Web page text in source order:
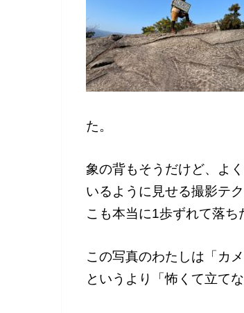
た。
象の背もそうだけど、よ
いるように見せる撮影テ
こも本当に1歩ずれて落ち
この写真のわたしは「カ
というより「怖くて立て